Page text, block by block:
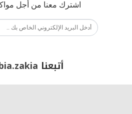
اشترك معنا من أجل
أتبعنا